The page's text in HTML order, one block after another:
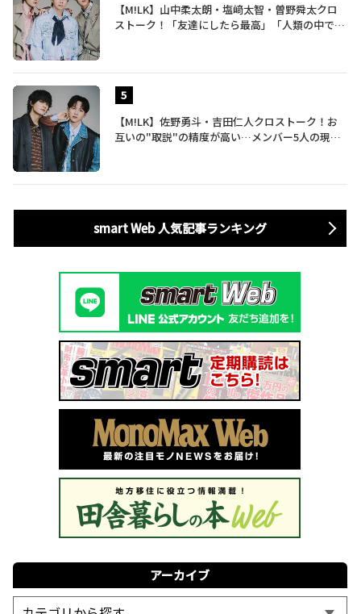
【M!LK】山中柔太朗・塩﨑太智・曽野舜太クロ
ストーク！「友達にしたら最高」「人類の中で桁
【M!LK】佐野勇斗・吉田仁人クロストーク！お
互いの"取説"の精度が高い…メンバー5人の現在
smart Web 人気記事ランキング
アーカイブ